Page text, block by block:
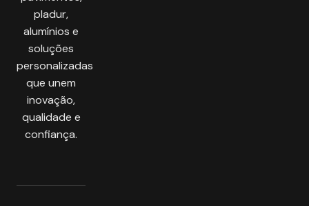
pladur,
alumínios e
soluções
personalizadas
que unem
inovação,
qualidade e
confiança.